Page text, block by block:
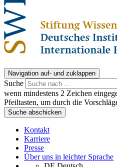
Navigation auf- und zuklappen
Suche
wenn mindestens 2 Zeichen
Pfeiltasten, um durch die
Suche abschicken
Kontakt
Karriere
Presse
Über uns in leichter Sprache